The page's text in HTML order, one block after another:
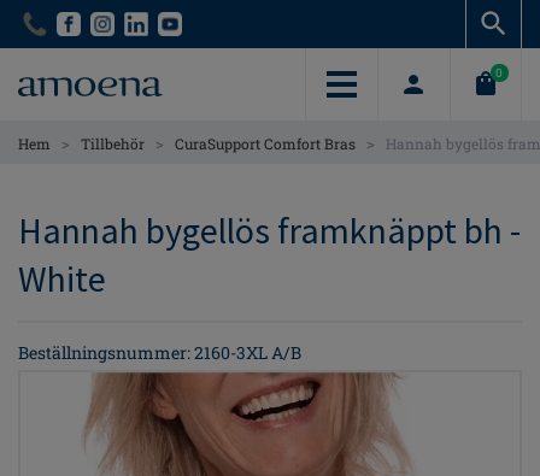
Skip
content
Skip
content
0
Hem > Tillbehör > CuraSupport Comfort Bras > Hannah bygellös
Hannah bygellös framknäppt bh -
White
Beställningsnummer: 2160-3XL A/B